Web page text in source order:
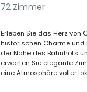
72 Zimmer
Erleben Sie das Herz von
historischen Charme und
der Nähe des Bahnhofs
erwarten Sie elegante
eine Atmosphäre voller